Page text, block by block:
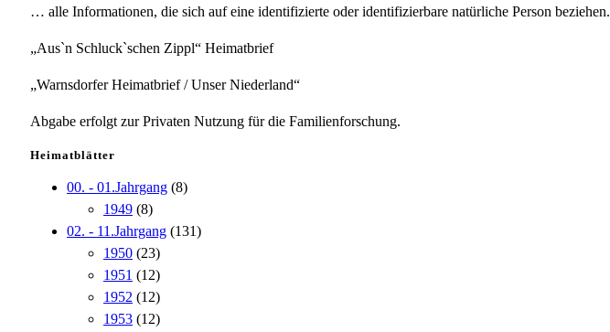
… alle Informationen, die sich auf eine identifizierte oder identifizierbare natürliche Person beziehen.
„Aus`n Schluck`schen Zippl“ Heimatbrief
„Warnsdorfer Heimatbrief / Unser Niederland“
Abgabe erfolgt zur Privaten Nutzung für die Familienforschung.
Heimatblätter
00. - 01.Jahrgang (8)
1949 (8)
02. - 11.Jahrgang (131)
1950 (23)
1951 (12)
1952 (12)
1953 (12)